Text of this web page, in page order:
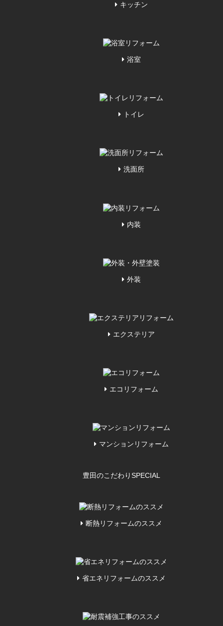
キッチン
浴室
トイレ
洗面所
内装
外装
エクステリア
エコリフォーム
マンションリフォーム
豊田のこだわりSPECIAL
断熱リフォームのススメ
省エネリフォームのススメ